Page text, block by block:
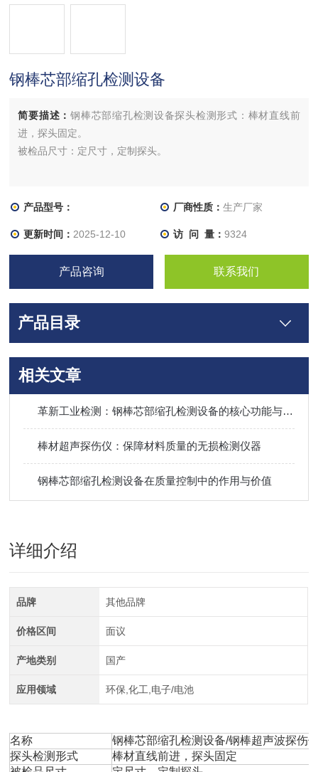
钢棒芯部缩孔检测设备
简要描述：钢棒芯部缩孔检测设备探头检测形式：棒材直线前
进，探头固定。
被检品尺寸：定尺寸，定制探头。
产品型号： 厂商性质： 生产厂家
更新时间： 2025-12-10 访 问 量： 9324
产品咨询 联系我们
产品目录
相关文章
革新工业检测：钢棒芯部缩孔检测设备的核心功能与应用
棒材超声探伤仪：保障材料质量的无损检测仪器
钢棒芯部缩孔检测设备在质量控制中的作用与价值
详细介绍
品牌 其他品牌
价格区间 面议
产地类别 国产
应用领域 环保,化工,电子/电池
名称
钢棒芯部缩孔检测设备/钢棒超声波探伤
探头检测形式
棒材直线前进，探头固定